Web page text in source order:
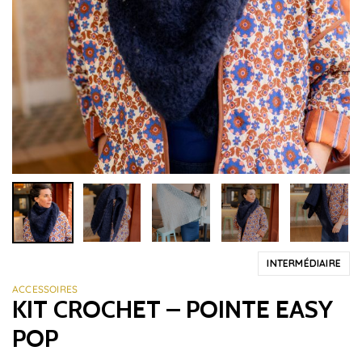
INTERMÉDIAIRE
ACCESSOIRES
KIT CROCHET – POINTE EASY
POP